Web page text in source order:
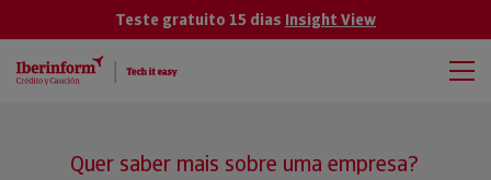
Teste gratuito 15 dias Insight View
Quer saber mais sobre uma empresa?